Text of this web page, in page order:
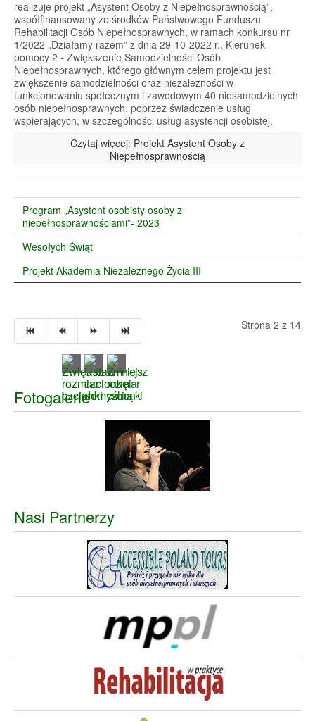
realizuje projekt „Asystent Osoby z Niepełnosprawnością”,
współfinansowany ze środków Państwowego Funduszu
Rehabilitacji Osób Niepełnosprawnych, w ramach konkursu nr
1/2022 „Działamy razem” z dnia 29-10-2022 r., Kierunek
pomocy 2 - Zwiększenie Samodzielności Osób
Niepełnosprawnych, którego głównym celem projektu jest
zwiększenie samodzielności oraz niezależności w
funkcjonowaniu społecznym i zawodowym 40 niesamodzielnych
osób niepełnosprawnych, poprzez świadczenie usług
wspierających, w szczególności usług asystencji osobistej.
Czytaj więcej: Projekt Asystent Osoby z
Niepełnosprawnością
Program „Asystent osobisty osoby z
niepełnosprawnościami”- 2023
Wesołych Świąt
Projekt Akademia Niezależnego Życia III
Strona 2 z 14
Fotogalerie
Nasi Partnerzy